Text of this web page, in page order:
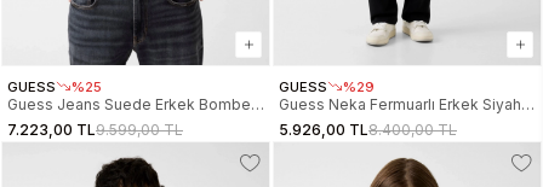
GUESS %25
Guess Jeans Suede Erkek Bomber
Ceket
7.223,00 TL9.599,00 TL
GUESS %29
Guess Neka Fermuarlı Erkek Siyah
Ceket Z6RL03WK172-JBLK
5.926,00 TL8.400,00 TL